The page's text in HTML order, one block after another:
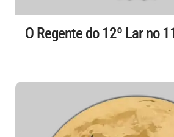
O Regente do 12º Lar no